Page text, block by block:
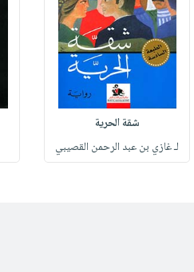
شقة الحرية
لـ غازي بن عبد الرحمن القصيبي